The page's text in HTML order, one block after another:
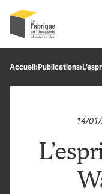
Recherche
Accueil›Publications›
14/